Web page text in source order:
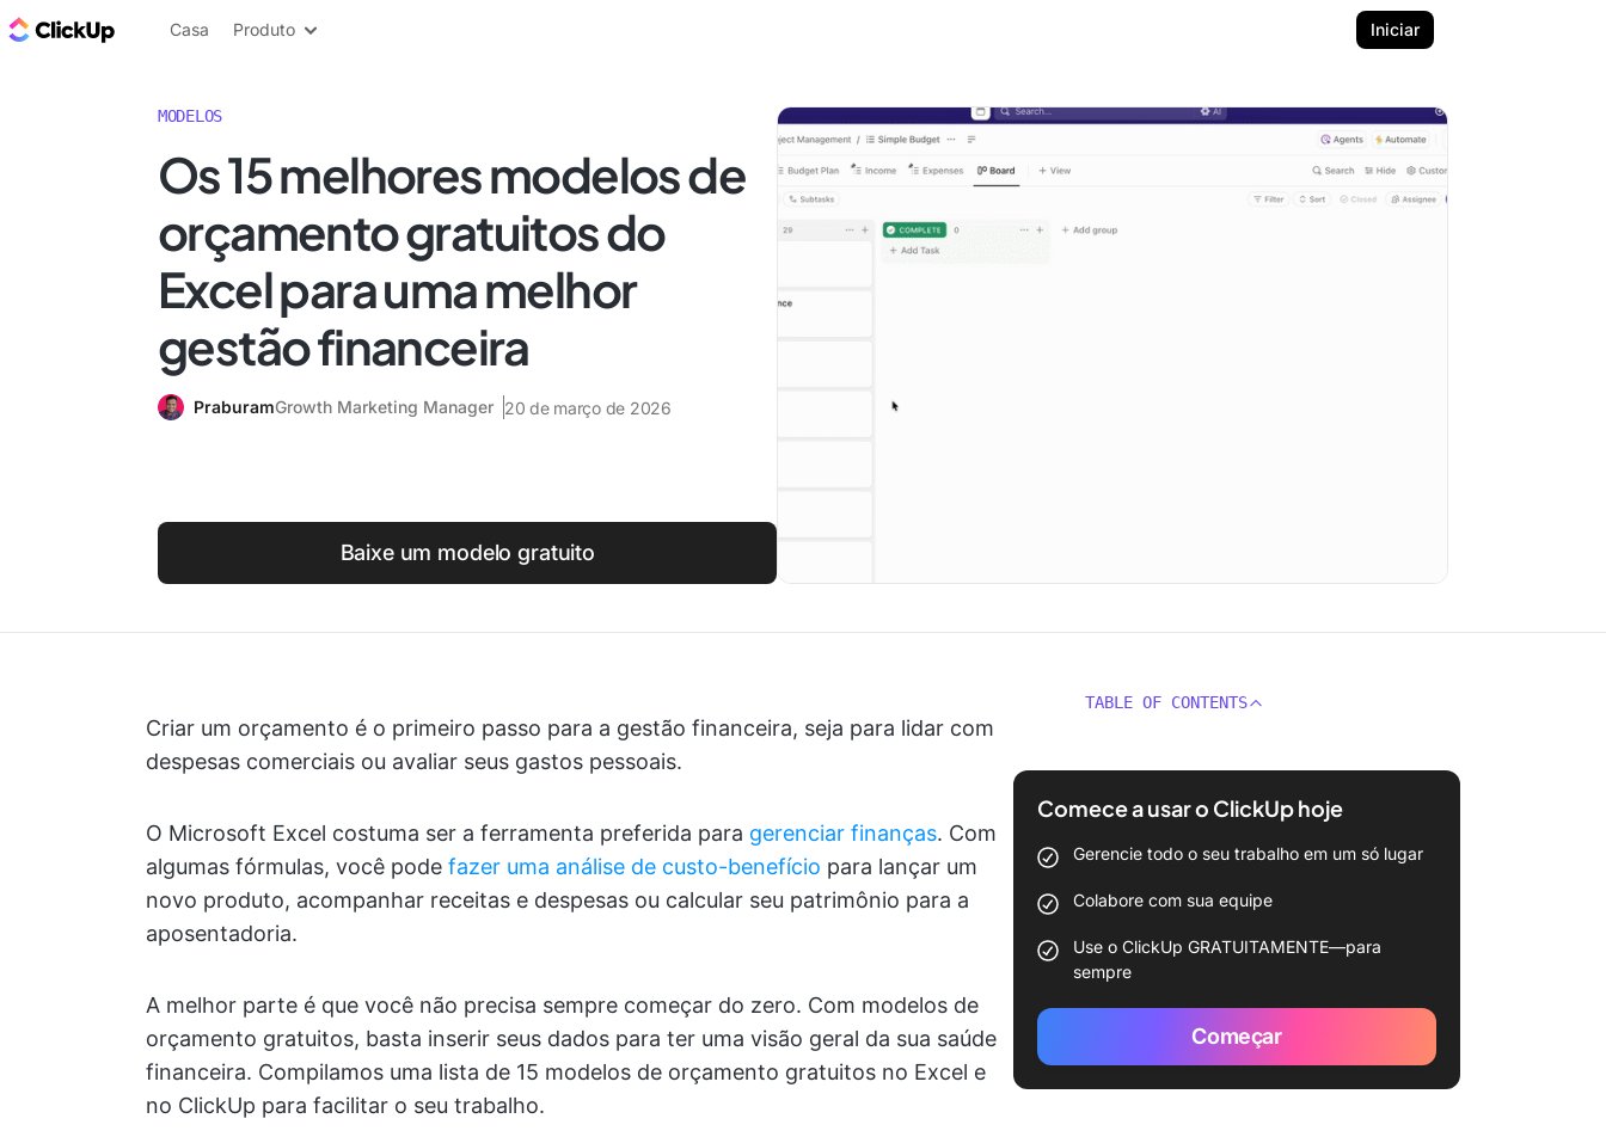
ClickUp Blogue
Casa Produto Iniciar
MODELOS
Os 15 melhores modelos de
orçamento gratuitos do
Excel para uma melhor
gestão financeira
PraburamGrowth Marketing Manager 20 de março de 2026
Baixe um modelo gratuito
Criar um orçamento é o primeiro passo para a gestão financeira, seja para lidar com
despesas comerciais ou avaliar seus gastos pessoais.
O Microsoft Excel costuma ser a ferramenta preferida para gerenciar finanças. Com
algumas fórmulas, você pode fazer uma análise de custo-benefício para lançar um
novo produto, acompanhar receitas e despesas ou calcular seu patrimônio para a
aposentadoria.
A melhor parte é que você não precisa sempre começar do zero. Com modelos de
orçamento gratuitos, basta inserir seus dados para ter uma visão geral da sua saúde
financeira. Compilamos uma lista de 15 modelos de orçamento gratuitos no Excel e
no ClickUp para facilitar o seu trabalho.
TABLE OF CONTENTS
Comece a usar o ClickUp hoje
Gerencie todo o seu trabalho em um só lugar
Colabore com sua equipe
Use o ClickUp GRATUITAMENTE—para
sempre
Começar